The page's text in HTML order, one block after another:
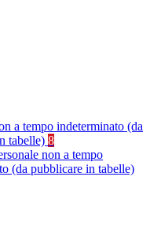
a tempo indeterminato (da
tabelle) 8
non a tempo
(da pubblicare in tabelle)